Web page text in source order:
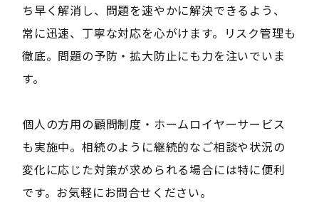
ち早く解消し、問題を速やかに解決できるよう、
常に迅速、丁寧な対応を心がけます。リスク管理も
徹底。問題の予防・拡大防止にも力を注いでいま
す。
個人の方用の顧問制度・ホームロイヤーサービス
も実施中。相続のように継続的なご相談や状況の
変化に応じた対策が求められる場合には特に便利
です。お気軽にお問合せください。